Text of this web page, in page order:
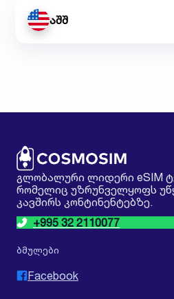
აშშ
გლობალური ლიდერი eSIM
რომელიც უზრუნველყოფს
კავშირს კონტინენტებზე.
+995 32 2110077
ბმულები
Facebook